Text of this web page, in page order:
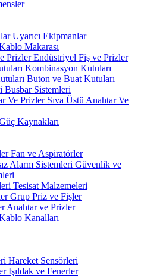
Uyarıcı Ekipmanlar
Makarası
Endüstriyel Fiş ve Prizler
Kombinasyon Kutuları
Buton ve Buat Kutuları
Busbar Sistemleri
Sıva Üstü Anahtar Ve
Kaynakları
Fan ve Aspiratörler
Güvenlik ve
Tesisat Malzemeleri
Grup Priz ve Fişler
Anahtar ve Prizler
Kanalları
Hareket Sensörleri
Işıldak ve Fenerler